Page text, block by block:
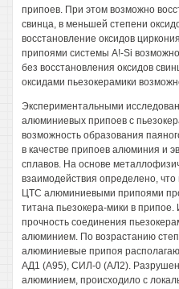
припоев. При этом возможно
свинца, в меньшей степени
восстановление оксидов
припоями системы A!-Si
без восстановления оксидов
оксидами пьезокерамики
Экспериментальными
алюминиевых припоев с
возможность образования
в качестве припоев алюминия и
сплавов. На основе
взаимодействия определено,
ЦТС алюминиевыми припоями
титана пьезокера-мики в
прочность соединения
алюминием. По возрастанию
алюминиевые припоя
АД1 (А95), СИЛ-0 (АЛ2).
алюминием, происходило с